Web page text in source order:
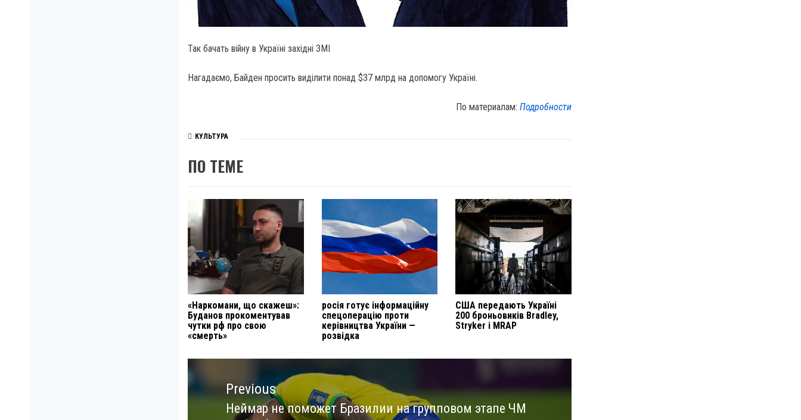
Так бачать війну в Україні західні ЗМІ
Нагадаємо, Байден просить виділити понад $37 млрд на допомогу Україні.
По материалам:Подробности
КУЛЬТУРА
ПО ТЕМЕ
«Наркомани, що скажеш»:
Буданов прокоментував
чутки рф про свою
«смерть»
росія готує інформаційну
спецоперацію проти
керівництва України —
розвідка
США передають Україні
200 броньовиків Bradley,
Stryker і MRAP
Навигация
по
записямPrevious
Previous
Неймар не поможет Бразилии на групповом этапе ЧМ